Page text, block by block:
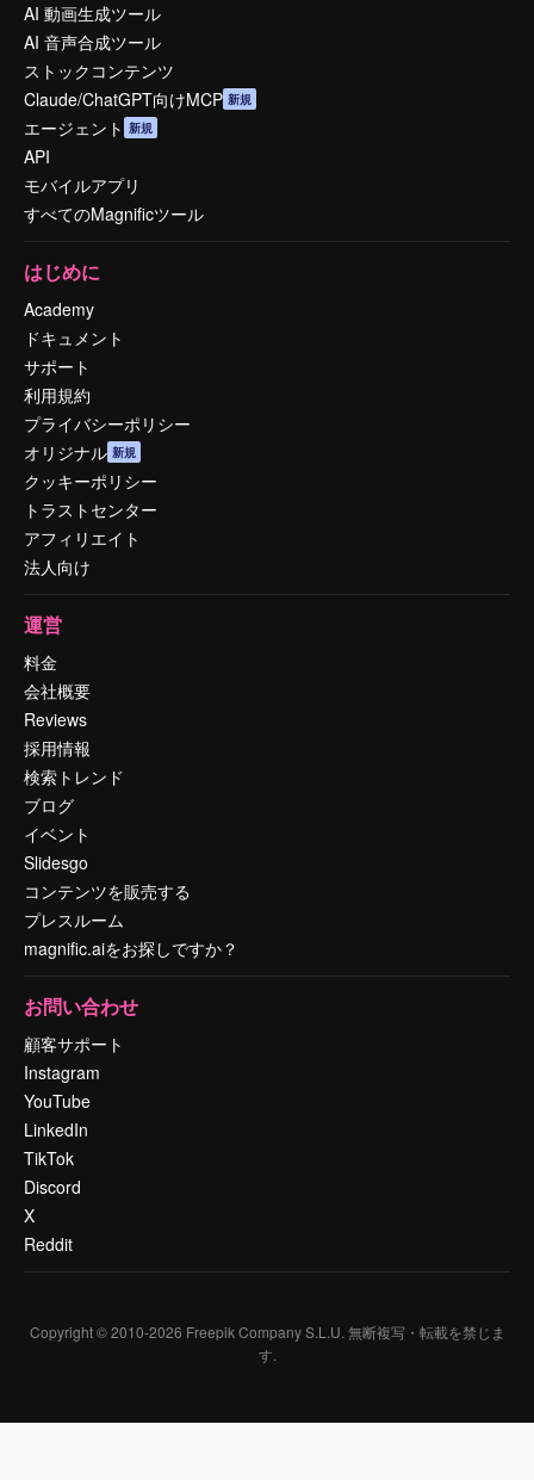
AI 動画生成ツール
AI 音声合成ツール
ストックコンテンツ
Claude/ChatGPT向けMCP 新規
エージェント 新規
API
モバイルアプリ
すべてのMagnificツール
はじめに
Academy
ドキュメント
サポート
利用規約
プライバシーポリシー
オリジナル 新規
クッキーポリシー
トラストセンター
アフィリエイト
法人向け
運営
料金
会社概要
Reviews
採用情報
検索トレンド
ブログ
イベント
Slidesgo
コンテンツを販売する
プレスルーム
magnific.aiをお探しですか？
お問い合わせ
顧客サポート
Instagram
YouTube
LinkedIn
TikTok
Discord
X
Reddit
Copyright © 2010-2026 Freepik Company S.L.U. 無断複写・転載を禁じま
す.